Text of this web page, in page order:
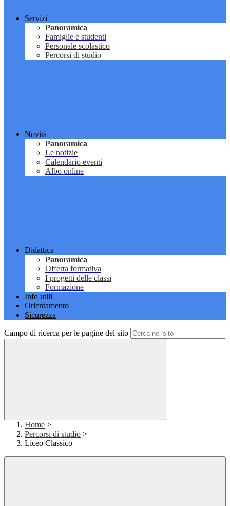
Servizi
Panoramica
Famiglie e studenti
Personale scolastico
Percorsi di studio
Novità
Panoramica
Le notizie
Calendario eventi
Albo online
Didattica
Panoramica
Offerta formativa
I progetti delle classi
Formazione
Info utili
Orientamento
Sicurezza
Campo di ricerca per le pagine del sito
Home >
Percorsi di studio >
Liceo Classico